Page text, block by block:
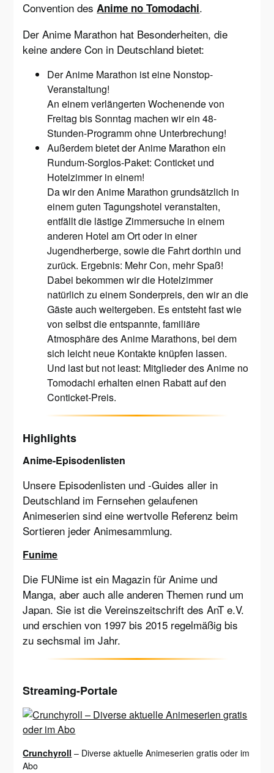
Streaming-Portale
Crunchyroll – Diverse aktuelle Animeserien gratis oder im
Abo
Convention des Anime no Tomodachi.
Der Anime Marathon hat Besonderheiten, die
keine andere Con in Deutschland bietet:
Der Anime Marathon ist eine Nonstop-
Veranstaltung!
An einem verlängerten Wochenende von
Freitag bis Sonntag machen wir ein 48-
Stunden-Programm ohne Unterbrechung!
Außerdem bietet der Anime Marathon ein
Rundum-Sorglos-Paket: Conticket und
Hotelzimmer in einem!
Da wir den Anime Marathon grundsätzlich in
einem guten Tagungshotel veranstalten,
entfällt die lästige Zimmersuche in einem
anderen Hotel am Ort oder in einer
Jugendherberge, sowie die Fahrt dorthin und
zurück. Ergebnis: Mehr Con, mehr Spaß!
Dabei bekommen wir die Hotelzimmer
natürlich zu einem Sonderpreis, den wir an die
Gäste auch weitergeben. Es entsteht fast wie
von selbst die entspannte, familiäre
Atmosphäre des Anime Marathons, bei dem
sich leicht neue Kontakte knüpfen lassen.
Und last but not least: Mitglieder des Anime no
Tomodachi erhalten einen Rabatt auf den
Conticket-Preis.
Highlights
Anime-Episodenlisten
Unsere Episodenlisten und -Guides aller in
Deutschland im Fernsehen gelaufenen
Animeserien sind eine wertvolle Referenz beim
Sortieren jeder Animesammlung.
Funime
Die FUNime ist ein Magazin für Anime und
Manga, aber auch alle anderen Themen rund um
Japan. Sie ist die Vereinszeitschrift des AnT e.V.
und erschien von 1997 bis 2015 regelmäßig bis
zu sechsmal im Jahr.